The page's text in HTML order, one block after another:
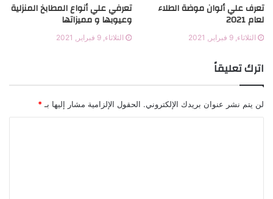
تعرف علي ألوان موضة الطلاء
لعام 2021
الثلاثاء, 9 فبراير, 2021
تعرفي علي أنواع المطابخ المنزلية
وعيوبها و مميزاتها
الثلاثاء, 9 فبراير, 2021
اترك تعليقاً
لن يتم نشر عنوان بريدك الإلكتروني. الحقول الإلزامية مشار إليها بـ *